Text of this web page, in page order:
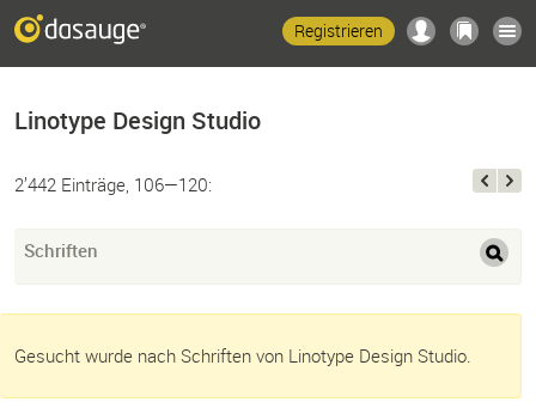
Registrieren
Linotype Design Studio
2’442 Einträge, 106—120:
Schriften
Gesucht wurde nach Schriften von Linotype Design Studio.